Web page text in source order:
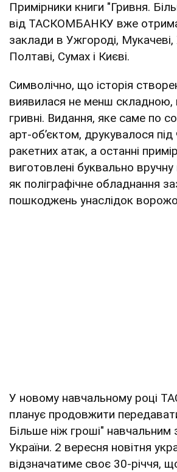
Примірники книги "Гривня.
від ТАСКОМБАНКУ вже
заклади в Ужгороді, Мукачеві,
Полтаві, Сумах і Києві.
Символічно, що історія
виявилася не менш складною,
гривні. Видання, яке саме по
арт-об’єктом, друкувалося
ракетних атак, а останні
виготовлені буквально
як поліграфічне обладнання
пошкоджень унаслідок
У новому навчальному році
планує продовжити
Більше ніж гроші" навчальним
України. 2 вересня новітня
відзначатиме своє 30-річчя,